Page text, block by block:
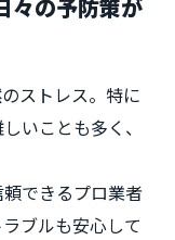
々の予防策が
ストレス。特に
いことも多く、
できるプロ業者
ブルも安心して